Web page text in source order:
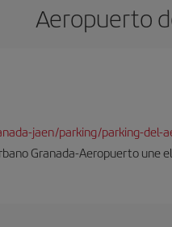
Aeropuerto
jaen/parking/parking-del-
Granada-Aeropuerto une